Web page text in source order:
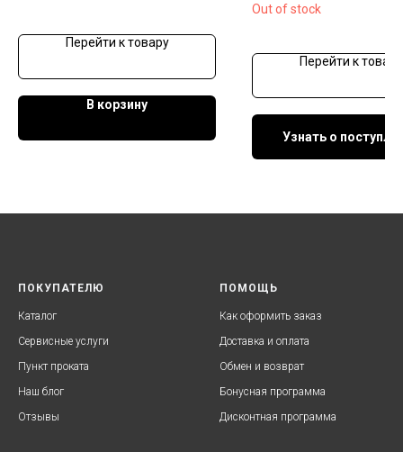
Перейти к товару
В корзину
Out of stock
Перейти к товару
Узнать о
ПОКУПАТЕЛЮ
Каталог
Сервисные услуги
Пункт проката
Наш блог
Отзывы
ПОМОЩЬ
Как оформить заказ
Доставка и оплата
Обмен и возврат
Бонусная программа
Дисконтная программа